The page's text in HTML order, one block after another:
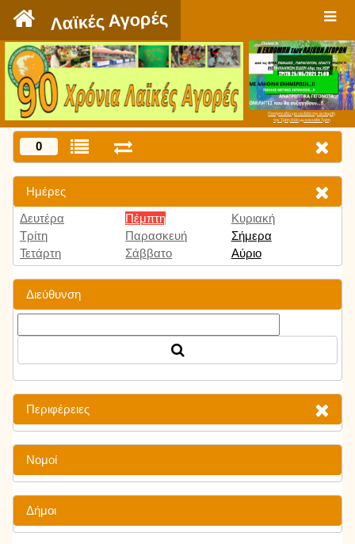
Λαϊκές Αγορές
Πατήστε εδώ για να δείτε την εκπομπή
την Τρίτη 9:00 μμ και κάθε Τρίτη
0
Ημέρες
Δευτέρα
Τρίτη
Τετάρτη
Πέμπτη
Παρασκευή
Σάββατο
Κυριακή
Σήμερα
Αύριο
Διεύθυνση
Περιφέρειες
Νομοί
Δήμοι